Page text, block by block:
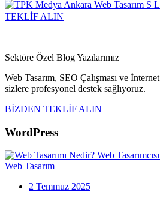
TEKLİF ALIN
Sektöre Özel Blog Yazılarımız
Web Tasarım, SEO Çalışması ve
sizlere profesyonel destek sağlıyoruz.
BİZDEN TEKLİF ALIN
WordPress
Web Tasarım
2 Temmuz 2025